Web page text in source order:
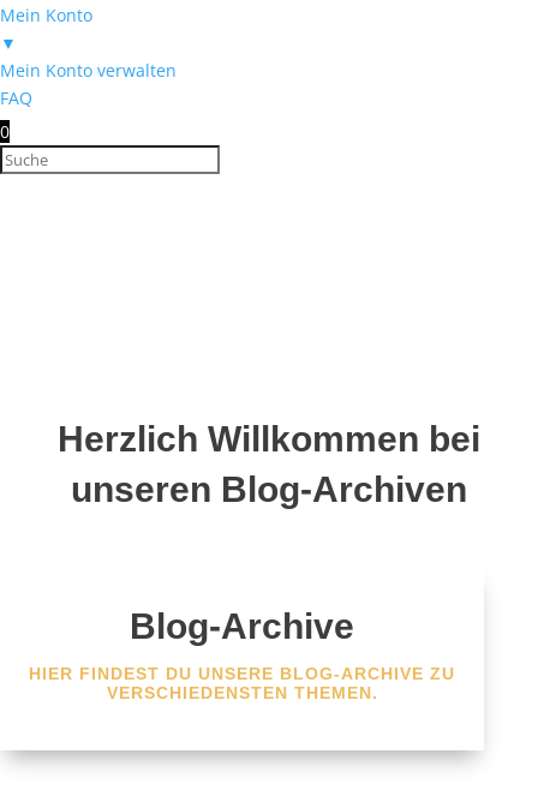
Mein Konto
▼
Mein Konto verwalten
FAQ
0
Herzlich Willkommen bei
unseren Blog-Archiven
Blog-Archive
HIER FINDEST DU UNSERE BLOG-ARCHIVE ZU
VERSCHIEDENSTEN THEMEN.